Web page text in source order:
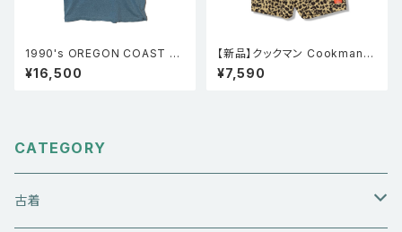
1990's OREGON COAST A
QUARIUM ラッコ アニマル 動
物 シングルステッチTシャツ 青
¥16,500
【新品】クックマン Cookman
シェフパンツ Chef Pants Sho
rt Light Leopard Beige
¥7,590
CATEGORY
古着